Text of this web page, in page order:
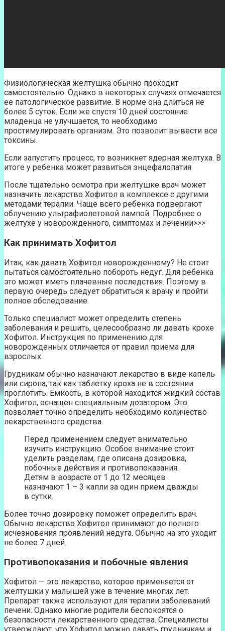
Физиологическая желтушка обычно проходит
самостоятельно. Однако в некоторых случаях отмечается
ее патологическое развитие. В норме она длиться не
более 5 суток. Если же спустя 10 дней состояние
младенца не улучшается, то необходимо
простимулировать организм. Это позволит вывести все
токсины.
Если запустить процесс, то возникнет ядерная желтуха. В
итоге у ребенка может развиться энцефалопатия.
После тщательно осмотра при желтушке врач может
назначить лекарство Хофитол в комплексе с другими
методами терапии. Чаще всего ребенка подвергают
облучению ультрафиолетовой лампой. Подробнее о
желтухе у новорожденного, симптомах и лечении>>>
Как принимать Хофитол
Итак, как давать Хофитол новорожденному? Не стоит
пытаться самостоятельно побороть недуг. Для ребенка
это может иметь плачевные последствия. Поэтому в
первую очередь следует обратиться к врачу и пройти
полное обследование.
Только специалист может определить степень
заболевания и решить, целесообразно ли давать крохе
Хофитол. Инструкция по применению для
новорожденных отличается от правил приема для
взрослых.
Грудникам обычно назначают лекарство в виде капель
или сиропа, так как таблетку кроха не в состоянии
проглотить. Емкость, в которой находится жидкий состав
Хофитол, оснащен специальным дозатором. Это
позволяет точно определить необходимо количество
лекарственного средства.
Перед применением следует внимательно
изучить инструкцию. Особое внимание стоит
уделить разделам, где описана дозировка,
побочные действия и противопоказания.
Детям в возрасте от 1 до 12 месяцев
назначают 1 – 3 капли за один прием дважды
в сутки.
Более точно дозировку поможет определить врач.
Обычно лекарство Хофитол принимают до полного
исчезновения проявлений недуга. Обычно на это уходит
не более 7 дней.
Противопоказания и побочные явления
Хофитол — это лекарство, которое применяется от
желтушки у малышей уже в течение многих лет.
Препарат также используют для терапии заболеваний
печени. Однако многие родители беспокоятся о
безопасности лекарственного средства. Специалисты